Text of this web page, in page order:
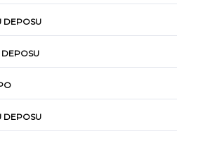
DEPOSU
DEPOSU
DEPOSU